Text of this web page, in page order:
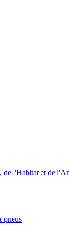
l'Habitat et de
pneus